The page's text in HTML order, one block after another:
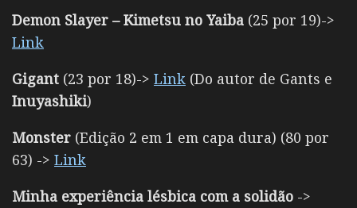
Demon Slayer – Kimetsu no Yaiba (25 por 19)->
Link
Gigant (23 por 18)-> Link (Do autor de Gants e
Inuyashiki)
Monster (Edição 2 em 1 em capa dura) (80 por
63) -> Link
Minha experiência lésbica com a solidão ->